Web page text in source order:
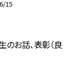
15
お話、表彰（良